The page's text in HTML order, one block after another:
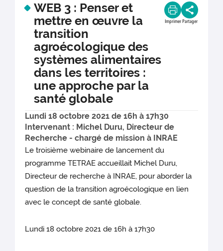
WEB 3 : Penser et
mettre en œuvre la
transition
agroécologique des
systèmes alimentaires
dans les territoires :
une approche par la
santé globale
Imprimer Partager
Lundi 18 octobre 2021 de 16h à 17h30
Intervenant : Michel Duru, Directeur de
Recherche - chargé de mission à INRAE
Le troisième webinaire de lancement du
programme TETRAE accueillait Michel Duru,
Directeur de recherche à INRAE, pour aborder la
question de la transition agroécologique en lien
avec le concept de santé globale.
Lundi 18 octobre 2021 de 16h à 17h30